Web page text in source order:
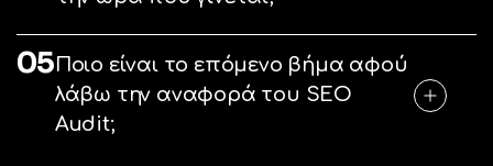
05Ποιο είναι το επόμενο βήμα αφού
λάβω την αναφορά του SEO
Audit;